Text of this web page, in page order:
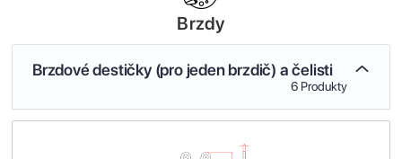
Brzdy
Brzdové destičky (pro jeden brzdič) a čelisti
6 Produkty